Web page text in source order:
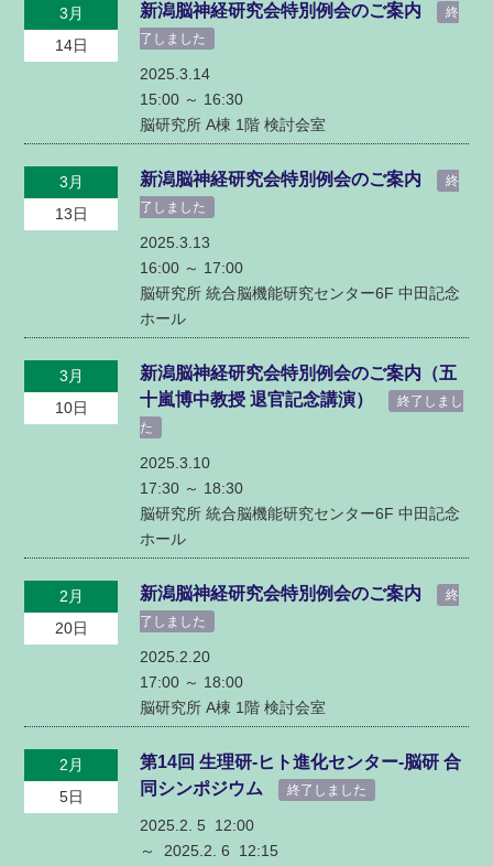
3月
14日
新潟脳神経研究会特別例会のご案内
終
了しました
2025.3.14
15:00 ～ 16:30
脳研究所 A棟 1階 検討会室
3月
13日
新潟脳神経研究会特別例会のご案内
終
了しました
2025.3.13
16:00 ～ 17:00
脳研究所 統合脳機能研究センター6F 中田記念
ホール
3月
10日
新潟脳神経研究会特別例会のご案内（五
十嵐博中教授 退官記念講演）
終了しまし
た
2025.3.10
17:30 ～ 18:30
脳研究所 統合脳機能研究センター6F 中田記念
ホール
2月
20日
新潟脳神経研究会特別例会のご案内
終
了しました
2025.2.20
17:00 ～ 18:00
脳研究所 A棟 1階 検討会室
2月
5日
第14回 生理研‐ヒト進化センター‐脳研 合
同シンポジウム
終了しました
2025.2. 5 12:00
～ 2025.2. 6
12:15